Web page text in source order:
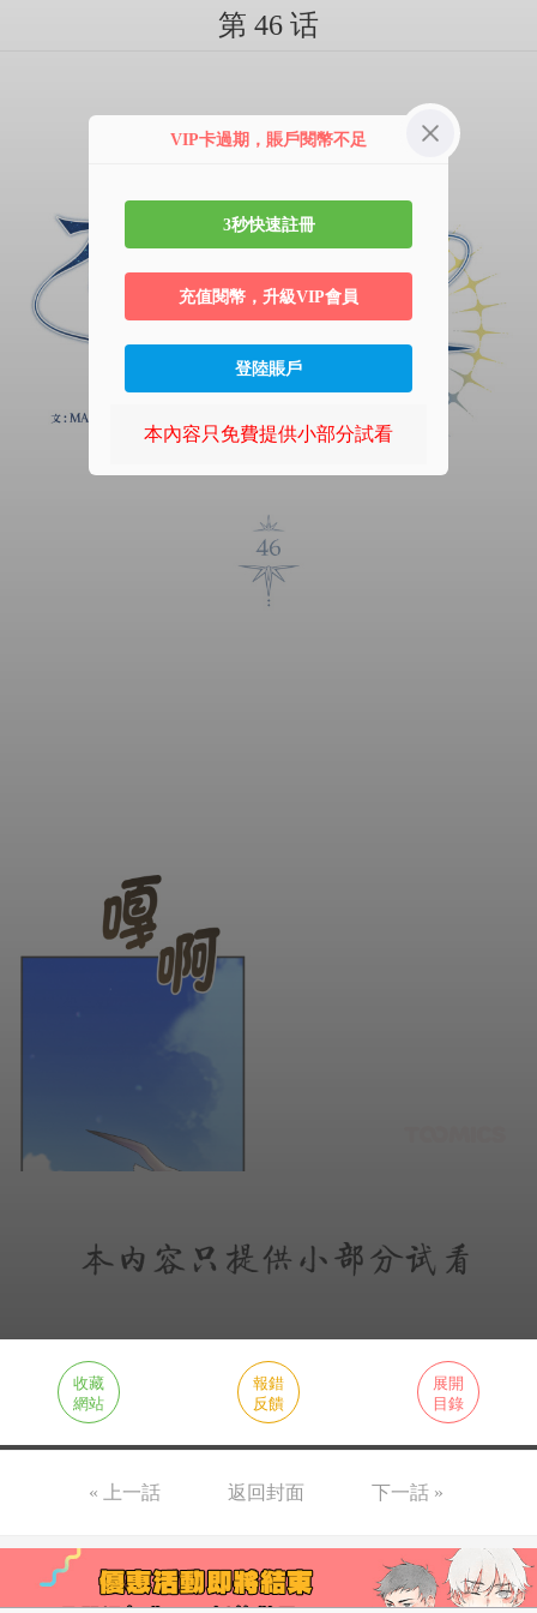
第 46 话
收藏
網站
報錯
反饋
展開
目錄
« 上一話 返回封面 下一話 »
VIP卡過期，賬戶閱幣不足
3秒快速註冊
充值閱幣，升級VIP會員
登陸賬戶
本內容只免費提供小部分試看